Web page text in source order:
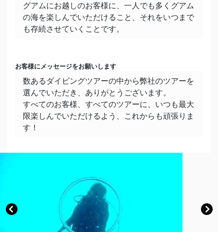
残念ながら、正直ないです！
ハマるものを探してます。
この土地に来てから、「待つ」ということが得意
になった気がします。匂いに敏感なので、匂い当
て得意です。
短所・苦手なこと
集合体恐怖症！水中でもちょこちょこ見つけちゃ
うと、レギュレーター越しに叫んでます。
グアムにお越しのお客様に、一人でも多くグアム
の海を楽しんでいただけること、それをいつまで
も存続させていくことです。
お客様にメッセージをお願いします
数あるダイビングツアーの中から弊社のツアーを
選んでいただき、ありがとうございます。
すべてのお客様、すべてのツアーに、いつも最大
限楽しんでいただけるよう、これからも頑張りま
す！